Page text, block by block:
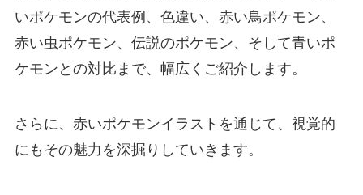
いポケモンの代表例、色違い、赤い鳥ポケモン、
赤い虫ポケモン、伝説のポケモン、そして青いポ
ケモンとの対比まで、幅広くご紹介します。
さらに、赤いポケモンイラストを通じて、視覚的
にもその魅力を深掘りしていきます。